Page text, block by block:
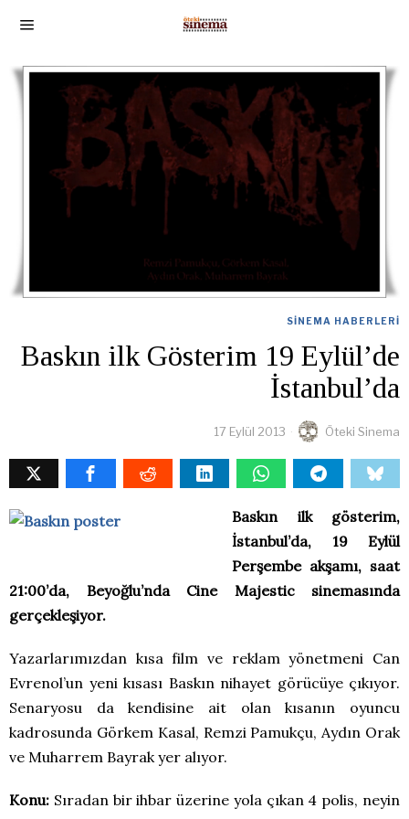
SINEMA HABERLERI
Baskın ilk Gösterim 19 Eylül’de
İstanbul’da
17 Eylül 2013 Öteki Sinema
Baskın ilk gösterim,
İstanbul’da, 19 Eylül
Perşembe akşamı, saat
21:00’da, Beyoğlu’nda Cine Majestic sinemasında
gerçekleşiyor.
Yazarlarımızdan kısa film ve reklam yönetmeni Can
Evrenol’un yeni kısası Baskın nihayet görücüye çıkıyor.
Senaryosu da kendisine ait olan kısanın oyuncu
kadrosunda Görkem Kasal, Remzi Pamukçu, Aydın Orak
ve Muharrem Bayrak yer alıyor.
Konu: Sıradan bir ihbar üzerine yola çıkan 4 polis, neyin